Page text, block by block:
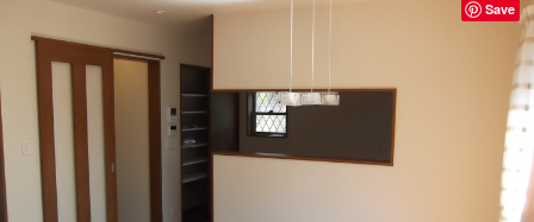
Save